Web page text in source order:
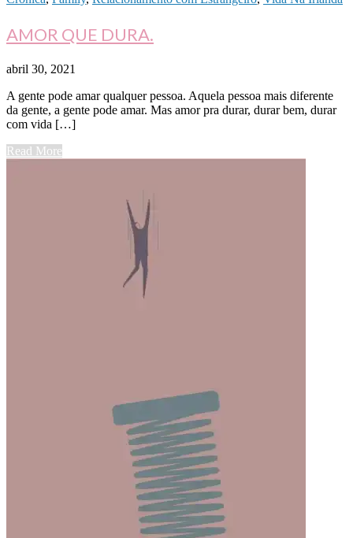
AMOR QUE DURA.
abril 30, 2021
A gente pode amar qualquer pessoa. Aquela pessoa mais diferente
da gente, a gente pode amar. Mas amor pra durar, durar bem, durar
com vida […]
Read More